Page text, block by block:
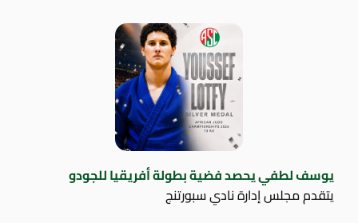
يوسف لطفي يحصد فضية بطولة أفريقيا للجودو
يتقدم مجلس إدارة نادي سبورتنج